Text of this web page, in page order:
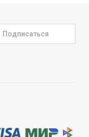
Подписаться